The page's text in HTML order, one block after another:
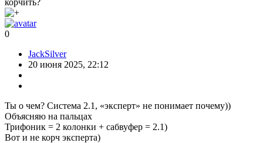
0
JackSilver
20 июня 2025, 22:12
Ты о чем? Система 2.1, «эксперт» не понимает почему))
Объясняю на пальцах
Трифоник = 2 колонки + сабвуфер = 2.1)
Вот и не корч эксперта)